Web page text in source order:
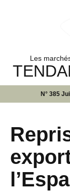
Les
N° 385